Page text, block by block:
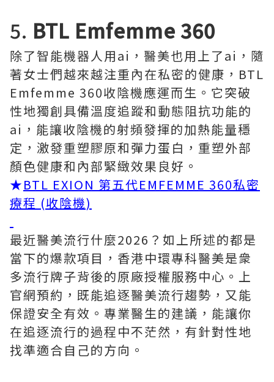
5. BTL Emfemme 360
除了智能機器人用ai，醫美也用上了ai，隨
著女士們越來越注重內在私密的健康，BTL
Emfemme 360收陰機應運而生。它突破
性地獨創具備溫度追蹤和動態阻抗功能的
ai，能讓收陰機的射頻發揮的加熱能量穩
定，激發重塑膠原和彈力蛋白，重塑外部
顏色健康和內部緊緻效果良好。
★BTL EXION 第五代EMFEMME 360私密
療程 (收陰機)
最近醫美流行什麼2026？如上所述的都是
當下的爆款項目，香港中環專科醫美是衆
多流行牌子背後的原廠授權服務中心。上
官網預約，既能追逐醫美流行趨勢，又能
保證安全有效。專業醫生的建議，能讓你
在追逐流行的過程中不茫然，有針對性地
找準適合自己的方向。